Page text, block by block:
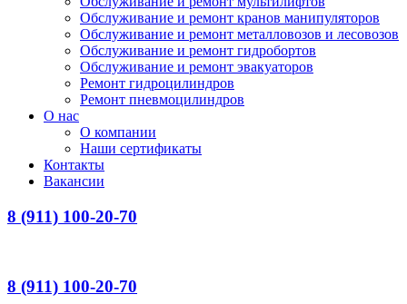
Обслуживание и ремонт кранов манипуляторов
Обслуживание и ремонт металловозов и лесовозов
Обслуживание и ремонт гидробортов
Обслуживание и ремонт эвакуаторов
Ремонт гидроцилиндров
Ремонт пневмоцилиндров
О нас
О компании
Наши сертификаты
Контакты
Вакансии
8 (911) 100-20-70
8 (911) 100-20-70